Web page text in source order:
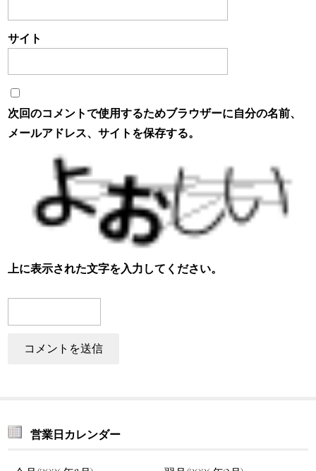
サイト
次回のコメントで使用するためブラウザーに自分の名前、
メールアドレス、サイトを保存する。
上に表示された文字を入力してください。
営業日カレンダー